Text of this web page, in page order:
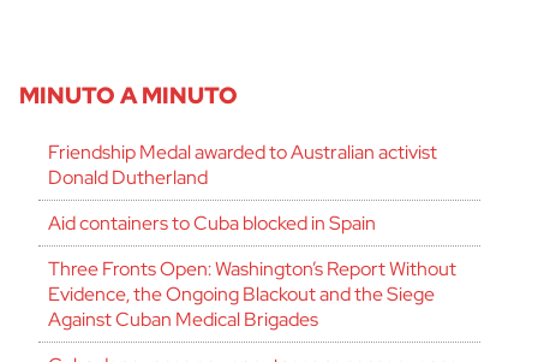
MINUTO A MINUTO
Friendship Medal awarded to Australian activist
Donald Dutherland
Aid containers to Cuba blocked in Spain
Three Fronts Open: Washington’s Report Without
Evidence, the Ongoing Blackout and the Siege
Against Cuban Medical Brigades